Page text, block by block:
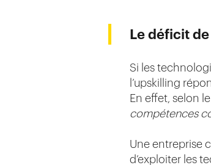
Le déficit
Si les
l’upskilling
En effet, selon
compétences
Une entreprise
d’exploiter les